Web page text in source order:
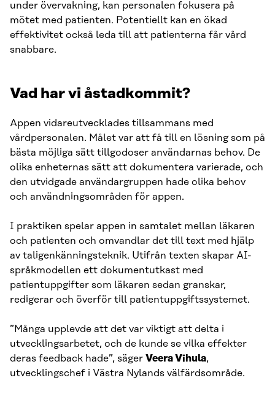
under övervakning, kan personalen fokusera på
mötet med patienten. Potentiellt kan en ökad
effektivitet också leda till att patienterna får vård
snabbare.
Vad har vi åstadkommit?
Appen vidareutvecklades tillsammans med
vårdpersonalen. Målet var att få till en lösning som på
bästa möjliga sätt tillgodoser användarnas behov. De
olika enheternas sätt att dokumentera varierade, och
den utvidgade användargruppen hade olika behov
och användningsområden för appen.
I praktiken spelar appen in samtalet mellan läkaren
och patienten och omvandlar det till text med hjälp
av taligenkänningsteknik. Utifrån texten skapar AI-
språkmodellen ett dokumentutkast med
patientuppgifter som läkaren sedan granskar,
redigerar och överför till patientuppgiftssystemet.
”Många upplevde att det var viktigt att delta i
utvecklingsarbetet, och de kunde se vilka effekter
deras feedback hade”, säger Veera Vihula,
utvecklingschef i Västra Nylands välfärdsområde.